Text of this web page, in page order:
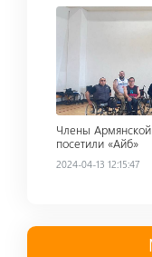
Read more
Члены
посетили «Айб»
2024-04-13 12:15:47